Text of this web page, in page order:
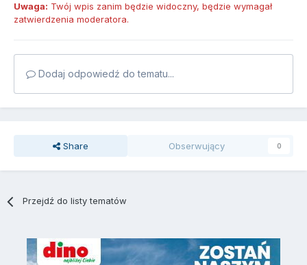
Uwaga: Twój wpis zanim będzie widoczny, będzie wymagał
zatwierdzenia moderatora.
Dodaj odpowiedź do tematu...
Share Obserwujący 0
Przejdź do listy tematów